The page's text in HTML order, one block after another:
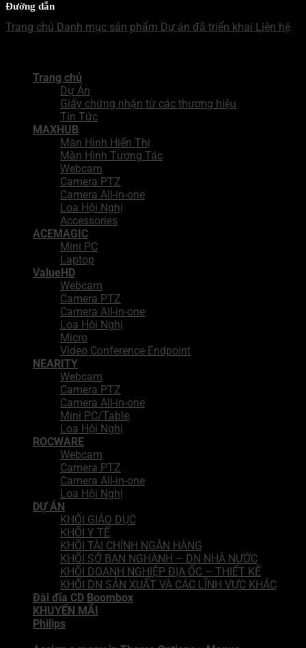
Đường dẫn
Trang chủ Danh mục sản phẩm Dự án đã triển khai Liên hệ
Trang chủ
Dự Án
Giấy chứng nhận từ các thương hiệu
Tin Tức
MAXHUB
Màn Hình Hiển Thị
Màn Hình Tương Tác
Webcam
Camera PTZ
Camera All-in-one
Loa Hội Nghị
Accessories
ACEMAGIC
Mini PC
Laptop
ValueHD
Webcam
Camera PTZ
Camera All-in-one
Loa Hội Nghị
Micro
Video Conference Endpoint
NEARITY
Webcam
Camera PTZ
Camera All-in-one
Mini PC/Table
Loa Hội Nghị
ROCWARE
Webcam
Camera PTZ
Camera All-in-one
Loa Hội Nghị
DỰ ÁN
KHỐI GIÁO DỤC
KHỐI Y TẾ
KHỐI TÀI CHÍNH NGÂN HÀNG
KHỐI SỞ BAN NGHÀNH – DN NHÀ NƯỚC
KHỐI DOANH NGHIỆP ĐỊA ỐC – THIẾT KẾ
KHỐI DN SẢN XUẤT VÀ CÁC LĨNH VỰC KHÁC
Đài đĩa CD Boombox
KHUYẾN MÃI
Philips